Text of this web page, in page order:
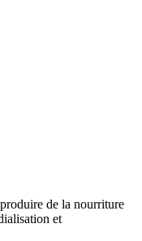
de la nourriture
et